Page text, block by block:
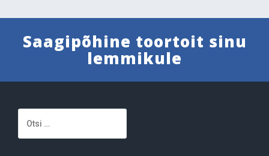
Saagipõhine toortoit sinu
lemmikule